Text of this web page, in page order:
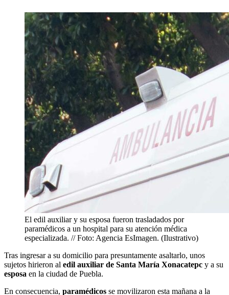
El edil auxiliar y su esposa fueron trasladados por
paramédicos a un hospital para su atención médica
especializada. // Foto: Agencia EsImagen. (Ilustrativo)
Tras ingresar a su domicilio para presuntamente asaltarlo, unos
sujetos hirieron al edil auxiliar de Santa María Xonacatepc y a su
esposa en la ciudad de Puebla.
En consecuencia, paramédicos se movilizaron esta mañana a la